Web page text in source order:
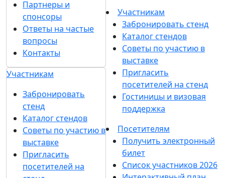
Партнеры и
спонсоры
Ответы на частые
вопросы
Контакты
Участникам
Забронировать
стенд
Каталог стендов
Советы по участию в
выставке
Пригласить
посетителей на
Участникам
Забронировать стенд
Каталог стендов
Советы по участию в
выставке
Пригласить
посетителей на стенд
Гостиницы и визовая
поддержка
Посетителям
Получить электронный
билет
Список участников 2026